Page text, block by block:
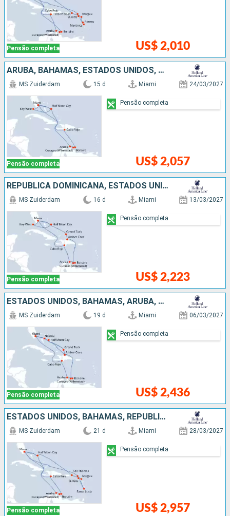
Pensão completa US$ 2,010
ARUBA, BAHAMAS, ESTADOS UNIDOS, REPUBLICA DOMINICANA
Pensão completa
MS Zuiderdam 15 d Miami 24/03/2027
US$ 2,057
Pensão completa
REPUBLICA DOMINICANA, ESTADOS UNIDOS, BAHAMAS, ARUBA
Pensão completa
MS Zuiderdam 16 d Miami 13/03/2027
US$ 2,223
Pensão completa
ESTADOS UNIDOS, BAHAMAS, ARUBA, REPUBLICA DOMINICANA
Pensão completa
MS Zuiderdam 19 d Miami 06/03/2027
US$ 2,436
Pensão completa
ESTADOS UNIDOS, BAHAMAS, REPUBLICA DOMINICANA, ARUBA, SANTA LUCIA, ANTIGUA E BARBUDA
Pensão completa
MS Zuiderdam 21 d Miami 28/03/2027
US$ 2,957
Pensão completa